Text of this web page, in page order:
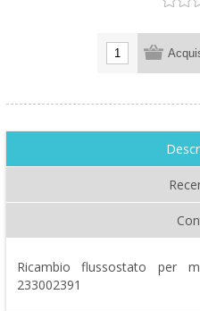
Ricambio flussostato per
233002391